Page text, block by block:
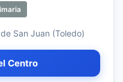
de San Juan (Toledo)
Centro